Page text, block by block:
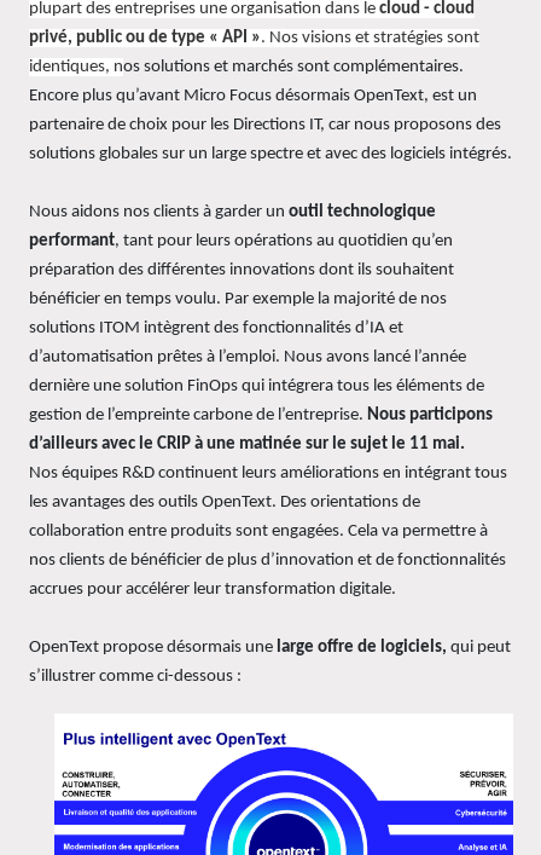
plupart des entreprises une organisation dans le cloud - cloud
privé, public ou de type « API ». Nos visions et stratégies sont
identiques, nos solutions et marchés sont complémentaires.
Encore plus qu’avant Micro Focus désormais OpenText, est un
partenaire de choix pour les Directions IT, car nous proposons des
solutions globales sur un large spectre et avec des logiciels intégrés.
Nous aidons nos clients à garder un outil technologique
performant, tant pour leurs opérations au quotidien qu’en
préparation des différentes innovations dont ils souhaitent
bénéficier en temps voulu. Par exemple la majorité de nos
solutions ITOM intègrent des fonctionnalités d’IA et
d’automatisation prêtes à l’emploi. Nous avons lancé l’année
dernière une solution FinOps qui intégrera tous les éléments de
gestion de l’empreinte carbone de l’entreprise. Nous participons
d’ailleurs avec le CRIP à une matinée sur le sujet le 11 mai.
Nos équipes R&D continuent leurs améliorations en intégrant tous
les avantages des outils OpenText. Des orientations de
collaboration entre produits sont engagées. Cela va permettre à
nos clients de bénéficier de plus d’innovation et de fonctionnalités
accrues pour accélérer leur transformation digitale.
OpenText propose désormais une large offre de logiciels, qui peut
s’illustrer comme ci-dessous :